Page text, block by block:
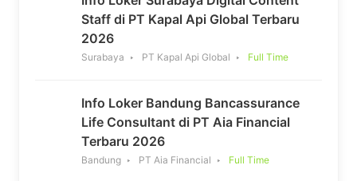
Staff di PT Kapal Api Global Terbaru
2026
Surabaya PT Kapal Api Global Full Time
Info Loker Bandung Bancassurance
Life Consultant di PT Aia Financial
Terbaru 2026
Bandung PT Aia Financial Full Time